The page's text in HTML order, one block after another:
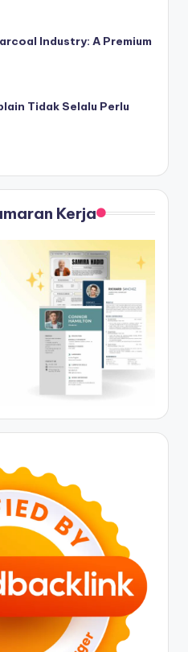
Industry: A Premium
Tidak Selalu Perlu
Kerja